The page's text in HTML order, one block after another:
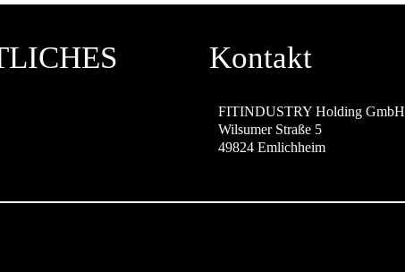
Kontakt
FITINDUSTRY Holding GmbH
Wilsumer Straße 5
49824 Emlichheim